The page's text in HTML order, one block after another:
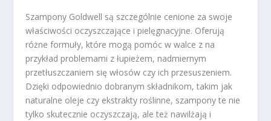
Szampony Goldwell są szczególnie cenione za swoje
właściwości oczyszczające i pielęgnacyjne. Oferują
różne formuły, które mogą pomóc w walce z na
przykład problemami z łupieżem, nadmiernym
przetłuszczaniem się włosów czy ich przesuszeniem.
Dzięki odpowiednio dobranym składnikom, takim jak
naturalne oleje czy ekstrakty roślinne, szampony te nie
tylko skutecznie oczyszczają, ale też nawilżają i